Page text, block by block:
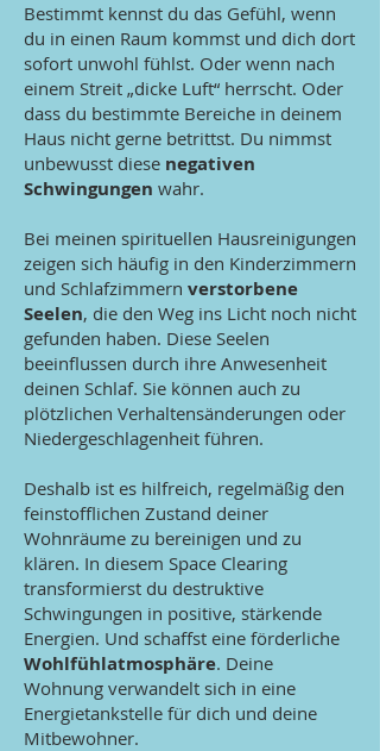
Bestimmt kennst du das Gefühl, wenn
du in einen Raum kommst und dich dort
sofort unwohl fühlst. Oder wenn nach
einem Streit „dicke Luft“ herrscht. Oder
dass du bestimmte Bereiche in deinem
Haus nicht gerne betrittst. Du nimmst
unbewusst diese negativen
Schwingungen wahr.
Bei meinen spirituellen Hausreinigungen
zeigen sich häufig in den Kinderzimmern
und Schlafzimmern verstorbene
Seelen, die den Weg ins Licht noch nicht
gefunden haben. Diese Seelen
beeinflussen durch ihre Anwesenheit
deinen Schlaf. Sie können auch zu
plötzlichen Verhaltensänderungen oder
Niedergeschlagenheit führen.
Deshalb ist es hilfreich, regelmäßig den
feinstofflichen Zustand deiner
Wohnräume zu bereinigen und zu
klären. In diesem Space Clearing
transformierst du destruktive
Schwingungen in positive, stärkende
Energien. Und schaffst eine förderliche
Wohlfühlatmosphäre. Deine
Wohnung verwandelt sich in eine
Energietankstelle für dich und deine
Mitbewohner.